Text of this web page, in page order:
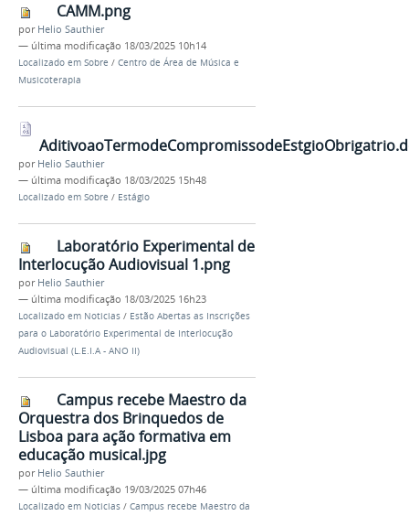
CAMM.png
por Helio Sauthier
— última modificação 18/03/2025 10h14
Localizado em Sobre / Centro de Área de Música e
Musicoterapia
por Helio Sauthier
— última modificação 18/03/2025 15h48
Localizado em Sobre / Estágio
Laboratório Experimental de
Interlocução Audiovisual 1.png
por Helio Sauthier
— última modificação 18/03/2025 16h23
Localizado em Noticias / Estão Abertas as Inscrições
para o Laboratório Experimental de Interlocução
Audiovisual (L.E.I.A - ANO II)
Campus recebe Maestro da
Orquestra dos Brinquedos de
Lisboa para ação formativa em
educação musical.jpg
por Helio Sauthier
— última modificação 19/03/2025 07h46
Localizado em Noticias / Campus recebe Maestro da